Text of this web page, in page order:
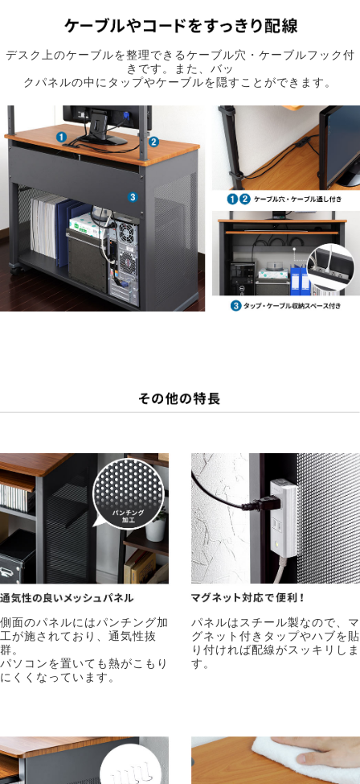
デスク上のケーブルを整理できるケーブル穴・ケーブルフック付
きです。また、バッ
クパネルの中にタップやケーブルを隠すことができます。
側面のパネルにはパンチング加
工が施されており、通気性抜
群。
パソコンを置いても熱がこもり
にくくなっています。
パネルはスチール製なので、マ
グネット付きタップやハブを貼
り付ければ配線がスッキリしま
す。